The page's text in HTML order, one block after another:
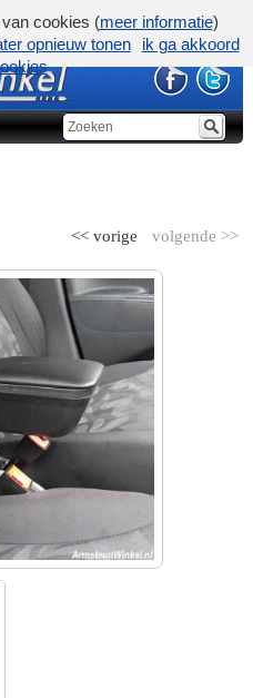
volgende >>
<< vorige
cookies (meer informatie)
opnieuw tonen
ik ga akkoord